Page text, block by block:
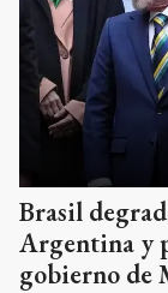
Brasil
Argentina y
gobierno de